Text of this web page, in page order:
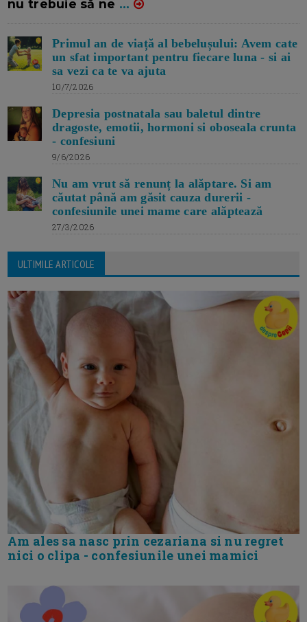
nu trebuie să ne ...
Primul an de viață al bebelușului: Avem cate
un sfat important pentru fiecare luna - si ai
sa vezi ca te va ajuta
10/7/2026
Depresia postnatala sau baletul dintre
dragoste, emotii, hormoni si oboseala crunta
- confesiuni
9/6/2026
Nu am vrut să renunț la alăptare. Si am
căutat până am găsit cauza durerii -
confesiunile unei mame care alăptează
27/3/2026
ULTIMILE ARTICOLE
Am ales sa nasc prin cezariana si nu regret
nici o clipa - confesiunile unei mamici